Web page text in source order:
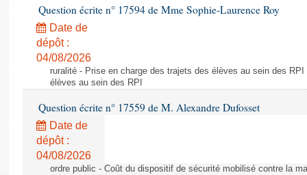
Question écrite n° 17594 de Mme Sophie-Laurence Roy
Date de
dépôt :
04/08/2026
ruralité - Prise en charge des trajets des élèves au sein des
élèves au sein des RPI
Question écrite n° 17559 de M. Alexandre Dufosset
Date de
dépôt :
04/08/2026
ordre public - Coût du dispositif de sécurité mobilisé contre la